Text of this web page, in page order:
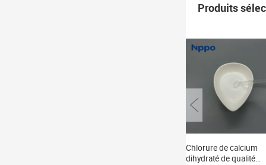
Produits
Chlorure de calcium
dihydraté de qualité